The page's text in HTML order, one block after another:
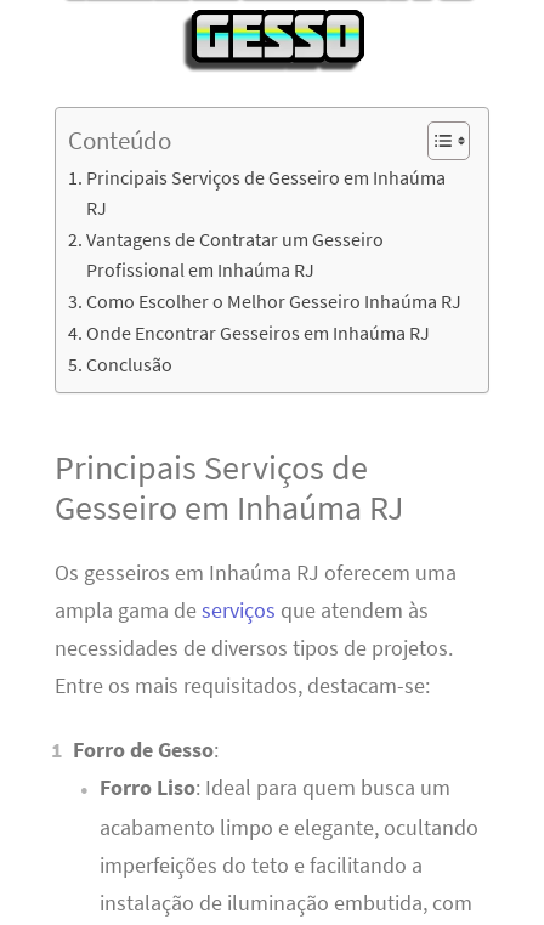
Conteúdo
Principais Serviços de Gesseiro em Inhaúma
RJ
Vantagens de Contratar um Gesseiro
Profissional em Inhaúma RJ
Como Escolher o Melhor Gesseiro Inhaúma RJ
Onde Encontrar Gesseiros em Inhaúma RJ
Conclusão
Principais Serviços de
Gesseiro em Inhaúma RJ
Os gesseiros em Inhaúma RJ oferecem uma
ampla gama deserviços que atendem às
necessidades de diversos tipos de projetos.
Entre os mais requisitados, destacam-se:
Forro de Gesso:
Forro Liso: Ideal para quem busca um
acabamento limpo e elegante, ocultando
imperfeições do teto e facilitando a
instalação de iluminação embutida, com